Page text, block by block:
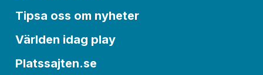
Tipsa oss om nyheter
Världen idag play
Platssajten.se